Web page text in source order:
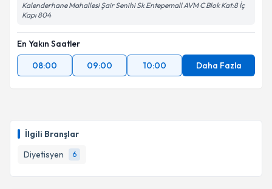
İlgili Branşlar
Diyetisyen
6
Kalenderhane Mahallesi Şair Senihi Sk Entepemall AVM C Blok Kat:8 İç
Kapı 804
En Yakın Saatler
08:00
09:00 10:00 Daha Fazla